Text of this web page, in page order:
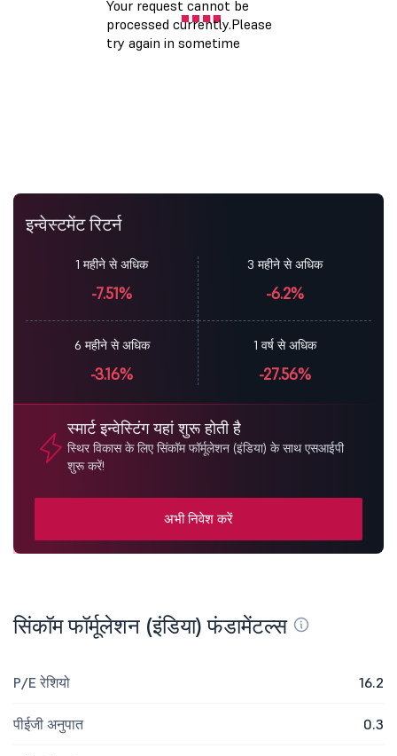
इन्वेस्टमेंट रिटर्न
1 महीने से अधिक
-7.51%
3 महीने से अधिक
-6.2%
6 महीने से अधिक
-3.16%
1 वर्ष से अधिक
-27.56%
स्मार्ट इन्वेस्टिंग यहां शुरू होती है
स्थिर विकास के लिए सिंकॉम फॉर्मूलेशन (इंडिया) के साथ एसआईपी
शुरू करें!
अभी निवेश करें
सिंकॉम फॉर्मूलेशन (इंडिया) फंडामेंटल्स
P/E रेशियो 16.2
पीईजी अनुपात 0.3